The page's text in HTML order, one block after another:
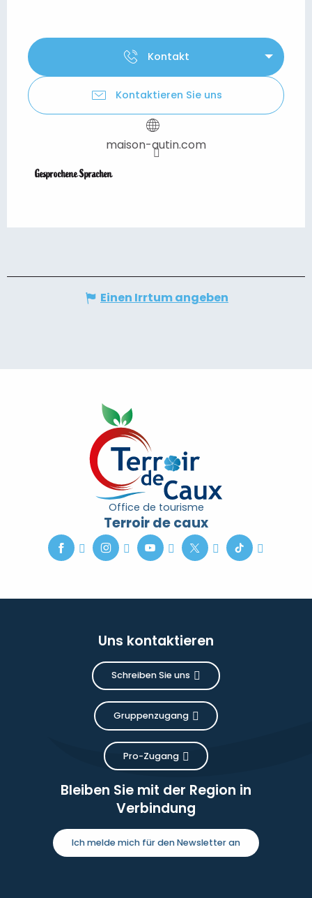
Kontakt
Kontaktieren Sie uns
maison-autin.com
Gesprochene Sprachen
Gesprochene Sprachen
Einen Irrtum angeben
Office de tourisme
Terroir de caux
Uns kontaktieren
Schreiben Sie uns
Gruppenzugang
Pro-Zugang
Bleiben Sie mit der Region in
Verbindung
Ich melde mich für den Newsletter an